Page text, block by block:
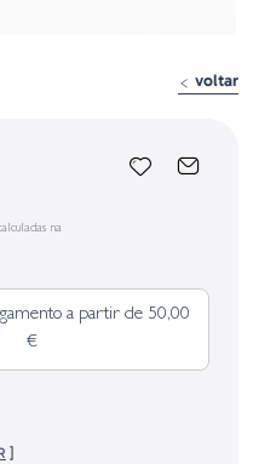
voltar
na
a partir de 50,00
€
]